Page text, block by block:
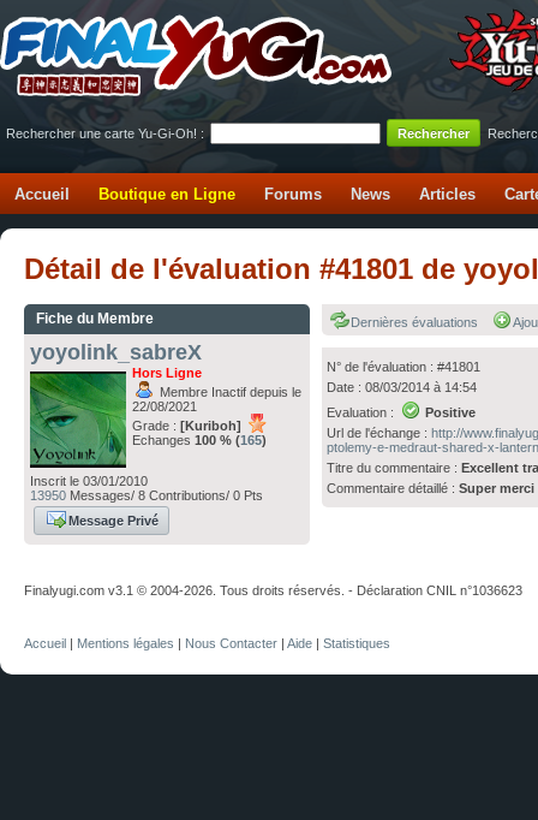
Rechercher une carte Yu-Gi-Oh! :
Accueil Boutique en Ligne Forums News Articles
Détail de l'évaluation #41801 de
Fiche du Membre
yoyolink_sabreX
Hors Ligne
Membre Inactif depuis le
22/08/2021
Grade : [Kuriboh]
Echanges 100 % (165)
Inscrit le 03/01/2010
13950 Messages/ 8 Contributions/ 0 Pts
Message Privé
Dernières évaluations
N° de l'évaluation : #41801
Date : 08/03/2014 à 14:54
Evaluation :
Positive
Url de l'échange :http://
ptolemy-e-medraut-shared-x-
Titre du commentaire :Excellent
Commentaire détaillé :Super merci
Finalyugi.com v3.1 © 2004-2026. Tous droits réservés. - Déclaration CNIL n°1036623
Accueil | Mentions légales | Nous Contacter | Aide | Statistiques